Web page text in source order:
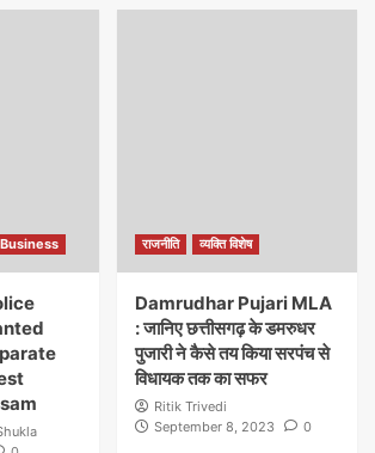
Business राजनीति व्यक्ति विशेष
Damrudhar Pujari MLA
: जानिए छत्तीसगढ़ के डमरुधर
पुजारी ने कैसे तय किया सरपंच से
विधायक तक का सफर
Ritik Trivedi
September 8, 2023
0